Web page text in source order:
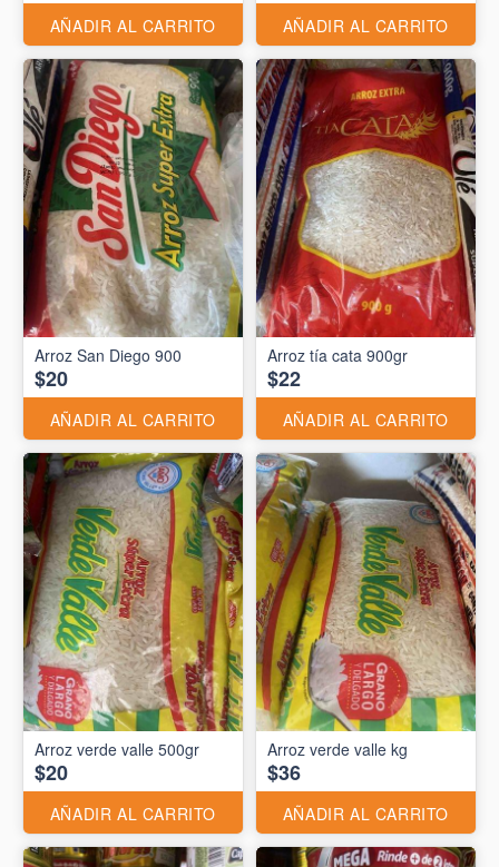
AÑADIR AL CARRITO AÑADIR AL CARRITO
Arroz San Diego 900
$20
AÑADIR AL CARRITO
Arroz tía cata 900gr
$22
AÑADIR AL CARRITO
Arroz verde valle 500gr
$20
AÑADIR AL CARRITO
Arroz verde valle kg
$36
AÑADIR AL CARRITO